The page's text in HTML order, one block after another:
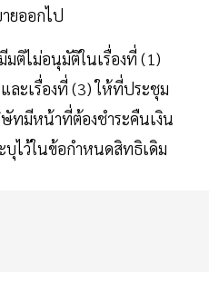
ยออกไป
ติไม่อนุมัติในเรื่องที่ (1)
ละเรื่องที่ (3) ให้ที่ประชุม
ทมีหน้าที่ต้องชำระคืนเงิน
ไว้ในข้อกำหนดสิทธิเดิม